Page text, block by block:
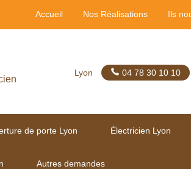
Accueil Nos Réalisations Ils
Lyon 04 78 30 10 10
de porte Lyon Électricien Lyon
Autres demandes